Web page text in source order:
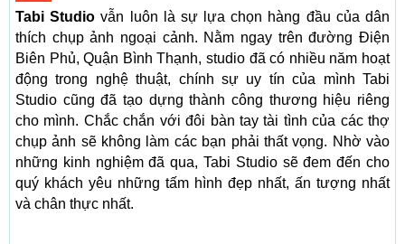
Tabi Studio vẫn luôn là sự lựa chọn hàng đầu của dân
thích chụp ảnh ngoại cảnh. Nằm ngay trên đường Điện
Biên Phủ, Quận Bình Thạnh, studio đã có nhiều năm hoạt
động trong nghệ thuật, chính sự uy tín của mình Tabi
Studio cũng đã tạo dựng thành công thương hiệu riêng
cho mình. Chắc chắn với đôi bàn tay tài tình của các thợ
chụp ảnh sẽ không làm các bạn phải thất vọng. Nhờ vào
những kinh nghiệm đã qua, Tabi Studio sẽ đem đến cho
quý khách yêu những tấm hình đẹp nhất, ấn tượng nhất
và chân thực nhất.